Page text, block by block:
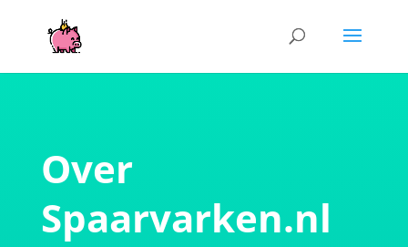
Over
Spaarvarken.nl